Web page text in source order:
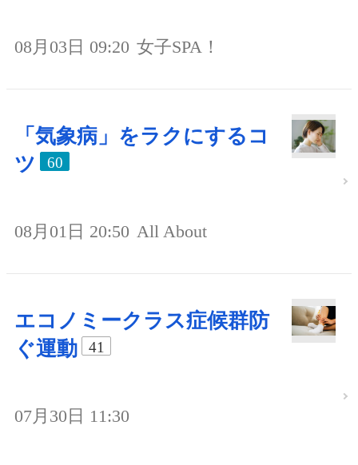
08月03日 09:20 女子SPA！
「気象病」をラクにするコ
ツ
60
08月01日 20:50 All About
エコノミークラス症候群防
ぐ運動
41
07月30日 11:30